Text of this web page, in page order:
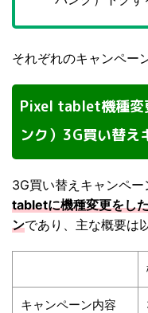
それぞれのキャンペー
Pixel tablet機種変
ンク）3G買い替え
3G買い替えキャンペー
tabletに機種変更をし
ンであり、主な概要は
キャンペーン内容